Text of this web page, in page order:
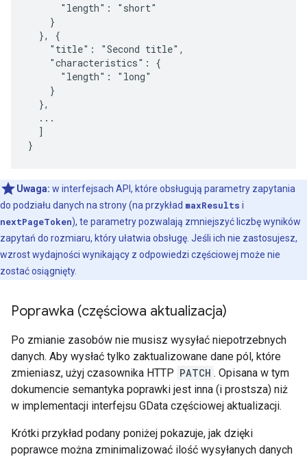
      "length": "short"
    }
  }, {
    "title": "Second title",
    "characteristics": {
      "length": "long"
    }
  },
  ...
  ]
}
Uwaga: w interfejsach API, które obsługują parametry zapytania
do podziału danych na strony (na przykład maxResults i
nextPageToken), te parametry pozwalają zmniejszyć liczbę wyników
zapytań do rozmiaru, który ułatwia obsługę. Jeśli ich nie zastosujesz,
wzrost wydajności wynikający z odpowiedzi częściowej może nie
zostać osiągnięty.
Poprawka (częściowa aktualizacja)
Po zmianie zasobów nie musisz wysyłać niepotrzebnych
danych. Aby wysłać tylko zaktualizowane dane pól, które
zmieniasz, użyj czasownika HTTP PATCH . Opisana w tym
dokumencie semantyka poprawki jest inna (i prostsza) niż
w implementacji interfejsu GData częściowej aktualizacji.
Krótki przykład podany poniżej pokazuje, jak dzięki
poprawce można zminimalizować ilość wysyłanych danych